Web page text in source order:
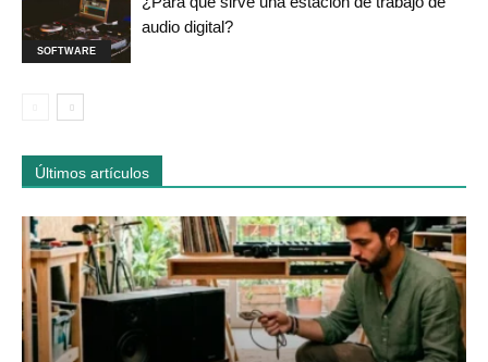
SOFTWARE
audio digital?
Últimos artículos